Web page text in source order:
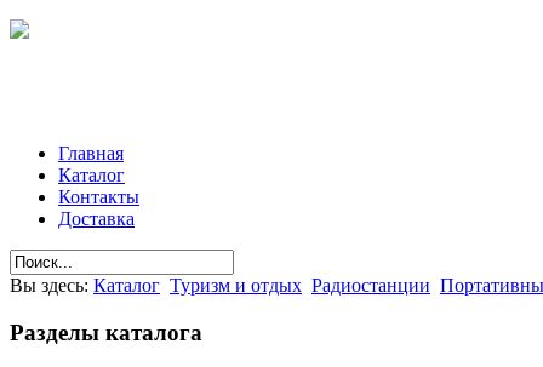
Главная
Каталог
Контакты
Доставка
Вы здесь: Каталог Туризм и отдых Радиостанции
Разделы каталога